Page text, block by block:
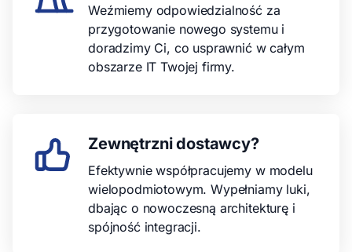
Weźmiemy odpowiedzialność za
przygotowanie nowego systemu i
doradzimy Ci, co usprawnić w całym
obszarze IT Twojej firmy.
Zewnętrzni dostawcy?
Efektywnie współpracujemy w modelu
wielopodmiotowym. Wypełniamy luki,
dbając o nowoczesną architekturę i
spójność integracji.